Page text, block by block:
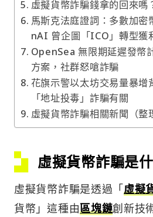
虛擬貨幣詐騙錢拿的回來嗎
馬斯克法庭證詞：多數加
nAI 曾企圖「ICO」轉型獲
OpenSea 無限期延遲發幣
方案，社群怒嗆詐騙
花旗示警以太坊交易量暴增
「地址投毒」詐騙有關
虛擬貨幣詐騙相關新聞（整
虛擬貨幣詐騙是
虛擬貨幣詐騙是透過「虛擬
貨幣」這種由區塊鏈創新技